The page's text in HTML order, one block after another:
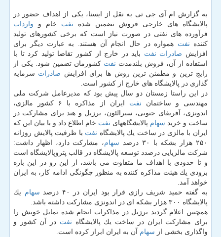
به گزارش ام آی جی تی به نقل از ایسنا، یكی از اهداف حضور در
پالایشگاه های خارجی فروش تضمین شده نفت خام و واردات
فرآورده های نفتی در صورت نیاز است كه برخی كشورهای تولید
كننده نفت همواره در حال انجام آن هستند. به عبارت دیگر برای
افزایش صادرات نفت باید در خارج از كشور تقاضا تولید كرد تا با
استفاده از آن، فروش بلندمدت نفت كشورمان تضمین شود. یكی از
رایج ترین و مطمئن ترین روش ها برای افزایش صادرات سرمایه
گذاری در پالایشگاه های خارج از كشور است.
در این راستا زمستان دو سال پیش بود كه مدیرعامل شركت ملی
مهندسی و ساختمان نفت
ایران از مذاكره با ۶ كشور مالزی،
اندونزی، آفریقای جنوبی، سیرالئون، برزیل و هند برای مشاركت در
ساخت و خرید سهام پالایشگاههای نفت خام اطلاع داد و با بیان این كه
ایران با مالزی در ساخت یك پالایشگاه نفت با ظرفیت پالایش روزانه
۲۵۰ هزار بشكه با ۳۰ درصد
سهام، مشاركت دارد، اظهار داشت:
شركت مالزیایی درصدد توسعه پالایشگاه در قالب پتروپالایشگاه است
و تا حدودی با اهداف ما متفاوت می باشد، از این رو در این باره
بزودی یك هیئت مذاكره كننده به منظور چگونگی ادامه كار، به ایران
خواهد آمد.
به گفته حمید شریف رازی قرار بود ایران در ۴۰ درصد
سهام یك
پالایشگاه ۳۰۰ هزار بشكه ای در اندونزی مشاركت داشته باشد.
همچنین اعلام گردید برزیل در مذاكرات انجام شده تمایل خویش را
برای مشاركت ایران در ساخت یك پالایشگاه نفت در آن كشور و
واگذاری بخشی از سهام آن به ایران ابراز كرده است.